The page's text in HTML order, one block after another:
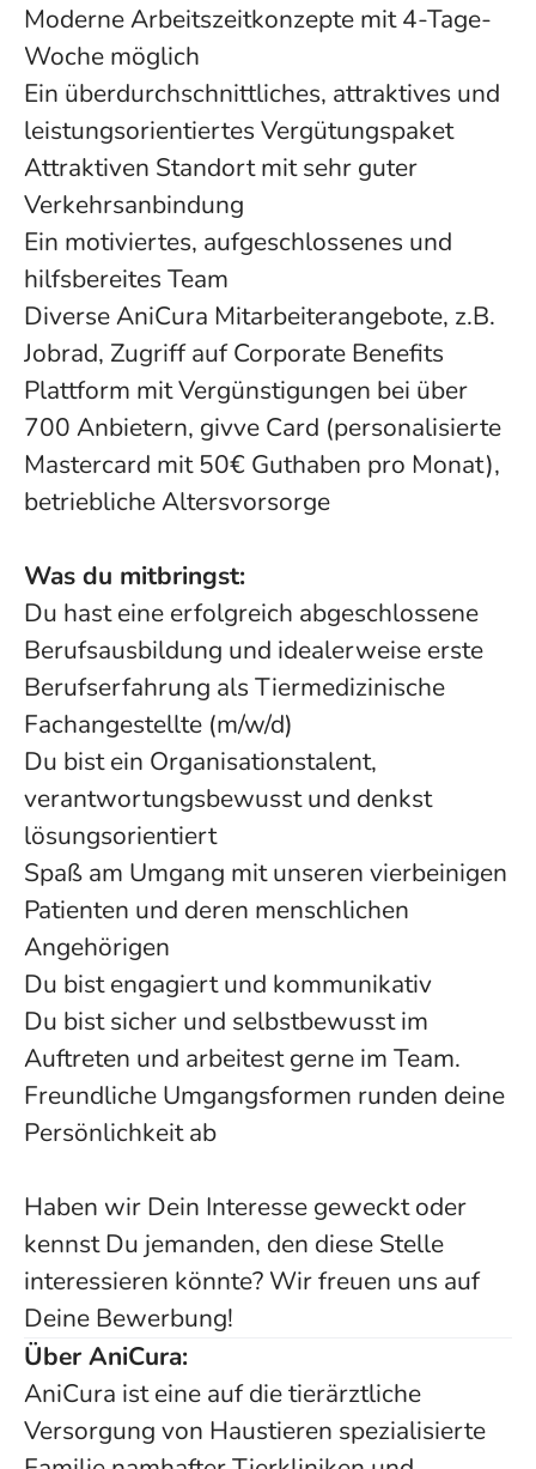
Moderne Arbeitszeitkonzepte mit 4-Tage-
Woche möglich
Ein überdurchschnittliches, attraktives und
leistungsorientiertes Vergütungspaket
Attraktiven Standort mit sehr guter
Verkehrsanbindung
Ein motiviertes, aufgeschlossenes und
hilfsbereites Team
Diverse AniCura Mitarbeiterangebote, z.B.
Jobrad, Zugriff auf Corporate Benefits
Plattform mit Vergünstigungen bei über
700 Anbietern, givve Card (personalisierte
Mastercard mit 50€ Guthaben pro Monat),
betriebliche Altersvorsorge
Was du mitbringst:
Du hast eine erfolgreich abgeschlossene
Berufsausbildung und idealerweise erste
Berufserfahrung als Tiermedizinische
Fachangestellte (m/w/d)
Du bist ein Organisationstalent,
verantwortungsbewusst und denkst
lösungsorientiert
Spaß am Umgang mit unseren vierbeinigen
Patienten und deren menschlichen
Angehörigen
Du bist engagiert und kommunikativ
Du bist sicher und selbstbewusst im
Auftreten und arbeitest gerne im Team.
Freundliche Umgangsformen runden deine
Persönlichkeit ab
Haben wir Dein Interesse geweckt oder
kennst Du jemanden, den diese Stelle
interessieren könnte? Wir freuen uns auf
Deine Bewerbung!
Über AniCura:
AniCura ist eine auf die tierärztliche
Versorgung von Haustieren spezialisierte